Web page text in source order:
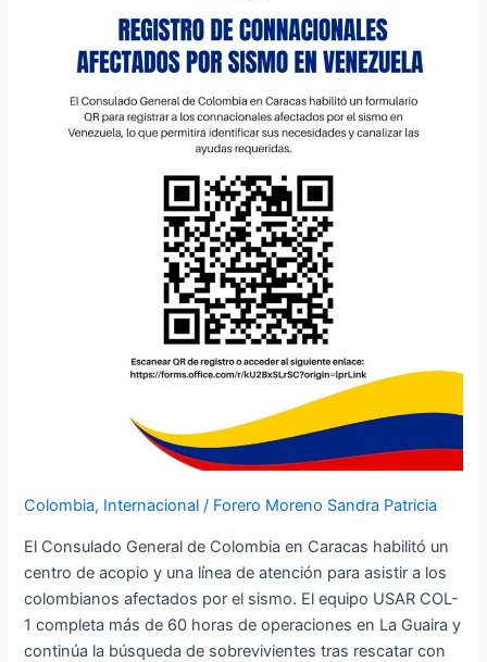
Colombia, Internacional / Forero Moreno Sandra Patricia
El Consulado General de Colombia en Caracas habilitó un
centro de acopio y una línea de atención para asistir a los
colombianos afectados por el sismo. El equipo USAR COL-
1 completa más de 60 horas de operaciones en La Guaira y
continúa la búsqueda de sobrevivientes tras rescatar con